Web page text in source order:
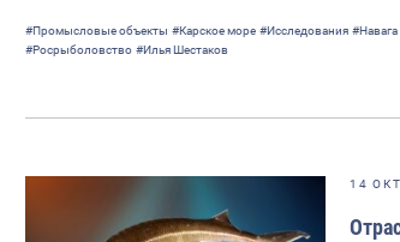
#Промысловые объекты #Карское море #Исследования #Навага
#Росрыболовство #Илья Шестаков
14